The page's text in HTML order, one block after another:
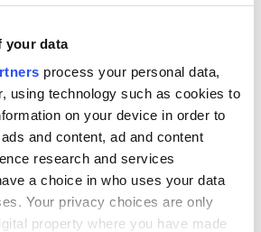
your data
process your personal data,
using technology such as cookies to
on your device in order to
and content, ad and content
research and services
a choice in who uses your data
Your privacy choices are only
property where you have made
Holst
åstadkom en avsevärd ökning
marginell ökning av byråintäkten under
procent